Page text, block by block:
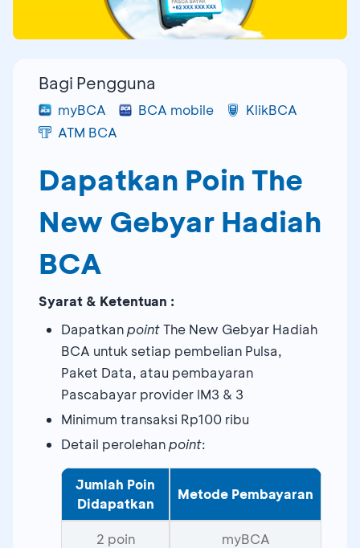
Bagi Pengguna
myBCA BCA mobile
KlikBCA
ATM BCA
Dapatkan Poin The
New Gebyar Hadiah
BCA
Syarat & Ketentuan :
DapatkanpointThe New Gebyar Hadiah
BCA untuk setiap pembelian Pulsa,
Paket Data, atau pembayaran
Pascabayar provider IM3 & 3
Minimum transaksi Rp100 ribu
Detail perolehanpoint:
Jumlah Poin
Didapatkan
Metode Pembayaran
2 poin myBCA